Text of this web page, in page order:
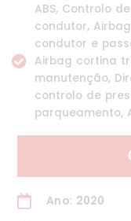
ABS, Controlo
condutor,
condutor e
Airbag cortina
manutenção,
controlo de
parqueamento,
Ano: 2020